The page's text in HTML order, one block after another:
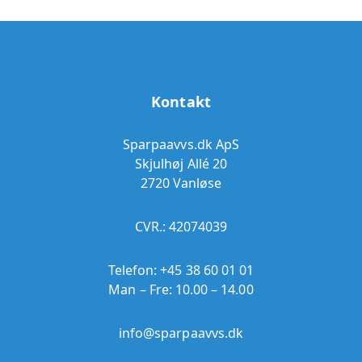
Kontakt
Sparpaavvs.dk ApS
Skjulhøj Allé 20
2720 Vanløse
CVR.: 42074039
Telefon:+45 38 60 01 01
Man – Fre: 10.00 – 14.00
info@sparpaavvs.dk